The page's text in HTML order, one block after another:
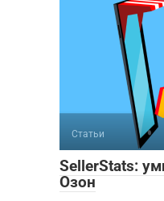
Статьи
SellerStats:
Озон